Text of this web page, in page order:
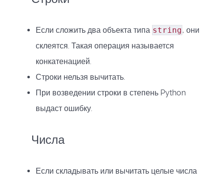
Если сложить два объекта типа string, они
склеятся. Такая операция называется
конкатенацией.
Строки нельзя вычитать.
При возведении строки в степень Python
выдаст ошибку.
Числа
Если складывать или вычитать целые числа